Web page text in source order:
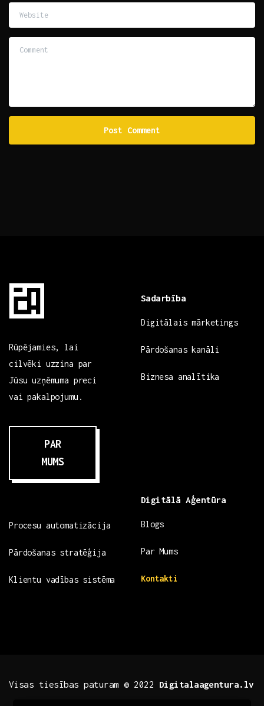
Website
Rūpējamies, lai
cilvēki uzzina par
Jūsu uzņēmuma preci
vai pakalpojumu.
PAR
MUMS
Sadarbība
Digitālais mārketings
Pārdošanas kanāli
Biznesa analītika
Procesu automatizācija
Pārdošanas stratēģija
Klientu vadības sistēma
Digitālā Aģentūra
Blogs
Par Mums
Kontakti
Visas tiesības paturam © 2022 Digitalaagentura.lv